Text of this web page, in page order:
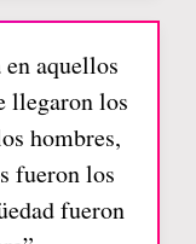
aquellos
llegaron los
hombres,
fueron los
fueron